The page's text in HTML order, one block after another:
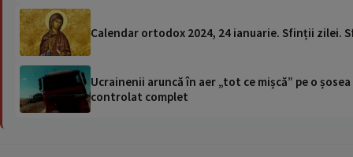
Calendar ortodox 2024, 24 ianuarie. Sfinții zilei.
Ucrainenii aruncă în aer „tot ce mișcă” pe o
controlat complet